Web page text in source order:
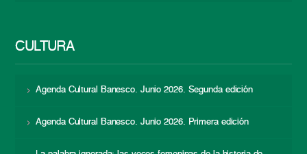
CULTURA
Agenda Cultural Banesco. Junio 2026. Segunda edición
Agenda Cultural Banesco. Junio 2026. Primera edición